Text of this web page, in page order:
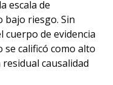
escala de
bajo riesgo. Sin
cuerpo de evidencia
se calificó como alto
causalidad